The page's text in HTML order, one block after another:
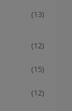
(13)
(12)
(15)
(12)